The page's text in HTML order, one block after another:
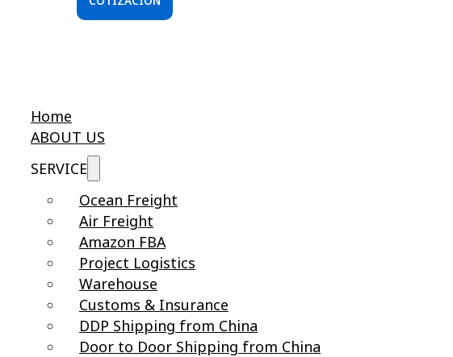
Home
ABOUT US
SERVICE
Ocean Freight
Air Freight
Amazon FBA
Project Logistics
Warehouse
Customs & Insurance
DDP Shipping from China
Door to Door Shipping from China